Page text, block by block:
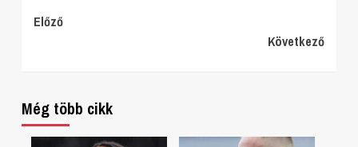
Continue
Előző
Következő
Még több cikk